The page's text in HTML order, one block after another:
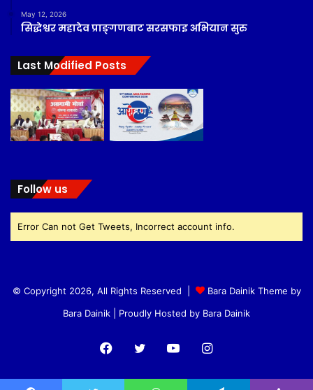
May 12, 2026
सिद्धेश्वर महादेव प्राङ्गणबाट सरसफाइ अभियान सुरु
Last Modified Posts
Follow us
Error Can not Get Tweets, Incorrect account info.
© Copyright 2026, All Rights Reserved |
Bara Dainik Theme by
Bara Dainik | Proudly Hosted by Bara Dainik
Facebook
Twitter YouTubeInstagram